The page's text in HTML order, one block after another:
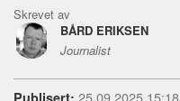
Skrevet av
BÅRD ERIKSEN
Journalist
Publisert: 25.09.2025 15:18